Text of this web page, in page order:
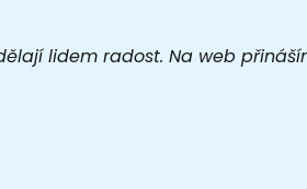
lidem radost. Na web